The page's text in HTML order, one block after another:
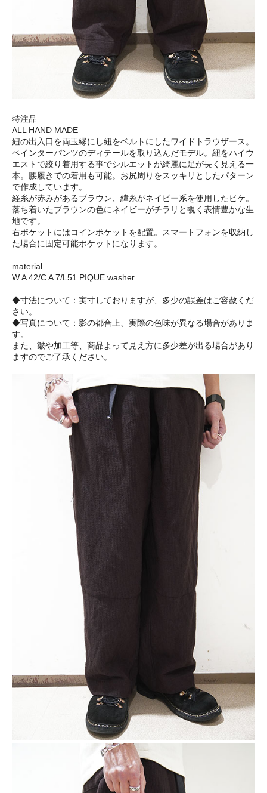
特注品
ALL HAND MADE
紐の出入口を両玉縁にし紐をベルトにしたワイドトラウザース。
ペインターパンツのディテールを取り込んだモデル。紐をハイウ
エストで絞り着用する事でシルエットが綺麗に足が長く見える一
本。腰履きでの着用も可能。お尻周りをスッキリとしたパターン
で作成しています。
経糸が赤みがあるブラウン、緯糸がネイビー系を使用したピケ。
落ち着いたブラウンの色にネイビーがチラリと覗く表情豊かな生
地です。
右ポケットにはコインポケットを配置。スマートフォンを収納し
た場合に固定可能ポケットになります。
material
W A 42/C A 7/L51 PIQUE washer
◆寸法について：実寸しておりますが、多少の誤差はご容赦くだ
さい。
◆写真について：影の都合上、実際の色味が異なる場合がありま
す。
また、皺や加工等、商品よって見え方に多少差が出る場合があり
ますのでご了承ください。